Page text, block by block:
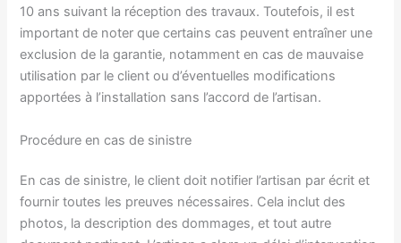
10 ans suivant la réception des travaux. Toutefois, il est
important de noter que certains cas peuvent entraîner une
exclusion de la garantie, notamment en cas de mauvaise
utilisation par le client ou d’éventuelles modifications
apportées à l’installation sans l’accord de l’artisan.
Procédure en cas de sinistre
En cas de sinistre, le client doit notifier l’artisan par écrit et
fournir toutes les preuves nécessaires. Cela inclut des
photos, la description des dommages, et tout autre